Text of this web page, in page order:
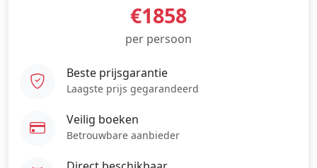
€1858
per persoon
Beste prijsgarantie
Laagste prijs gegarandeerd
Veilig boeken
Betrouwbare aanbieder